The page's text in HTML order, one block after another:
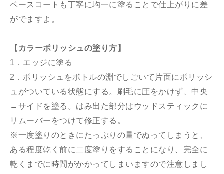
ベースコートも丁寧に均一に塗ることで仕上がりに差
がでますよ。
【カラーポリッシュの塗り方】
1．エッジに塗る
2．ポリッシュをボトルの淵でしごいて片面にポリッシ
ュがついている状態にする。刷毛に圧をかけず、中央
→サイドを塗る。はみ出た部分はウッドスティックに
リムーバーをつけて修正する。
※一度塗りのときにたっぷりの量でぬってしまうと、
ある程度乾く前に二度塗りをすることになり、完全に
乾くまでに時間がかかってしまいますので注意しまし